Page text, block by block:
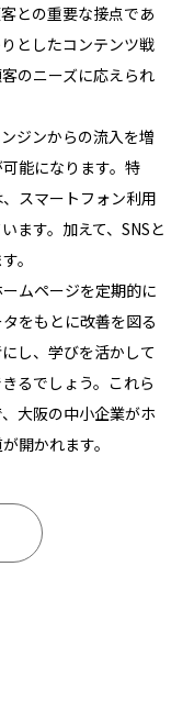
との重要な接点であ
としたコンテンツ戦
のニーズに応えられ
ジンからの流入を増
能になります。特
スマートフォン利用
ます。加えて、SNSと
。
ムページを定期的に
をもとに改善を図る
し、学びを活かして
るでしょう。これら
大阪の中小企業がホ
開かれます。